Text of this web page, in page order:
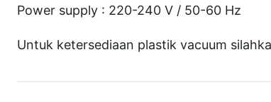
Power supply : 220-240 V / 50-60 Hz
Untuk ketersediaan plastik vacuum